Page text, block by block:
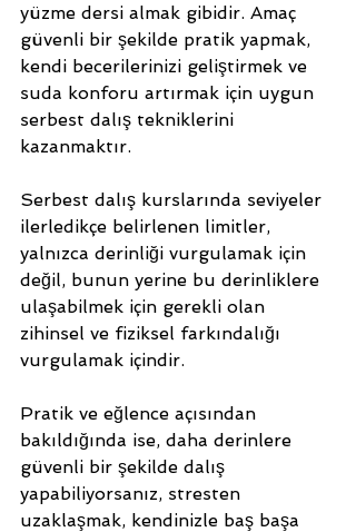
yüzme dersi almak gibidir. Amaç
güvenli bir şekilde pratik yapmak,
kendi becerilerinizi geliştirmek ve
suda konforu artırmak için uygun
serbest dalış tekniklerini
kazanmaktır.
Serbest dalış kurslarında seviyeler
ilerledikçe belirlenen limitler,
yalnızca derinliği vurgulamak için
değil, bunun yerine bu derinliklere
ulaşabilmek için gerekli olan
zihinsel ve fiziksel farkındalığı
vurgulamak içindir.
Pratik ve eğlence açısından
bakıldığında ise, daha derinlere
güvenli bir şekilde dalış
yapabiliyorsanız, stresten
uzaklaşmak, kendinizle baş başa